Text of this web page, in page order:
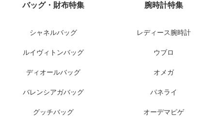
バッグ・財布特集
シャネルバッグ
ルイヴィトンバッグ
ディオールバッグ
バレンシアガバッグ
グッチバッグ
腕時計特集
レディース腕時計
ウブロ
オメガ
パネライ
オーデマピゲ